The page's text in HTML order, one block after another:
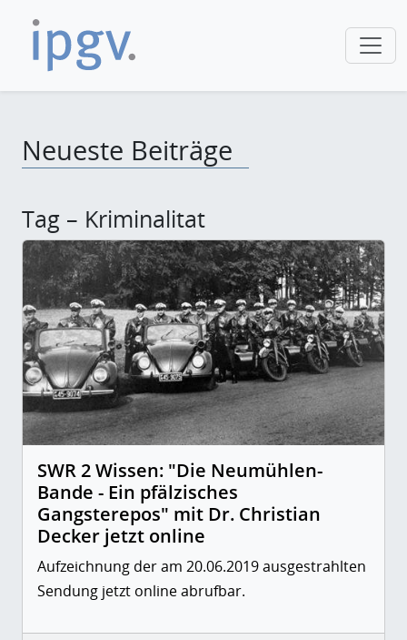
Neueste Beiträge
Tag – Kriminalitat
SWR 2 Wissen: "Die Neumühlen-
Bande - Ein pfälzisches
Gangsterepos" mit Dr. Christian
Decker jetzt online
Aufzeichnung der am 20.06.2019 ausgestrahlten
Sendung jetzt online abrufbar.